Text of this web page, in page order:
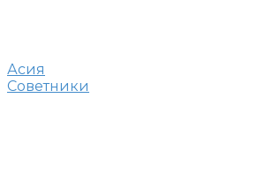
Асия
Советники